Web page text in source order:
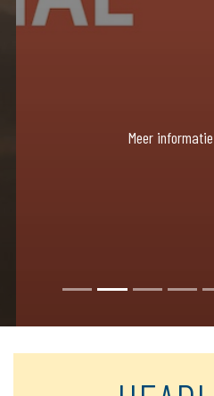
Meer informatie